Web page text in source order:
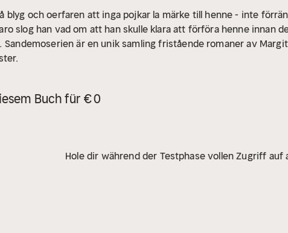
blyg och oerfaren att inga pojkar la märke till henne - inte
slog han vad om att han skulle klara att förföra henne innan
Sandemoserien är en unik samling fristående romaner av
Buch für € 0
Hole dir während der Testphase vollen Zugriff auf